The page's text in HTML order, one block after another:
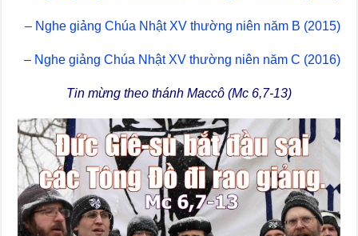
– Nghe giảng Chúa Nhật XV thường niên năm B (2015)
– Nghe giảng Chúa Nhật XV thường niên năm C (2016)
Tin mừng theo thánh Maccô (Mc 6,7-13)